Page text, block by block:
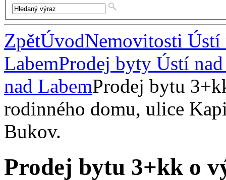
ZpětÚvodNemovitosti Ústí
LabemProdej byty Ústí
nad LabemProdej bytu
rodinného domu, ulice
Bukov.
Prodej bytu 3+kk o